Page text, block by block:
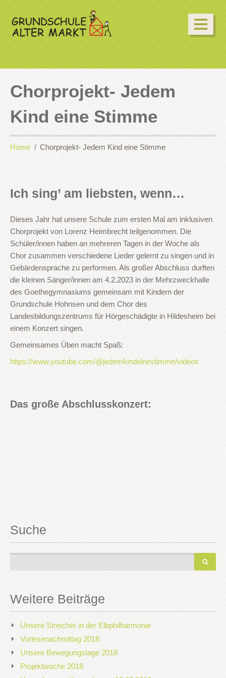
Chorprojekt- Jedem
Kind eine Stimme
Home Chorprojekt- Jedem Kind eine Stimme
Ich sing’ am liebsten, wenn…
Dieses Jahr hat unsere Schule zum ersten Mal am inklusiven
Chorprojekt von Lorenz Heimbrecht teilgenommen. Die
Schüler/innen haben an mehreren Tagen in der Woche als
Chor zusammen verschiedene Lieder gelernt zu singen und in
Gebärdensprache zu performen. Als großer Abschluss durften
die kleinen Sänger/innen am 4.2.2023 in der Mehrzweckhalle
des Goethegymnasiums gemeinsam mit Kindern der
Grundschule Hohnsen und dem Chor des
Landesbildungszentrums für Hörgeschädigte in Hildesheim bei
einem Konzert singen.
Gemeinsames Üben macht Spaß:
https://www.youtube.com/@jedemkindeinestimme/videos
Das große Abschlusskonzert:
Suche
Weitere Beiträge
Unsere Streicher in der Elbphilharmonie
Vorlesenachmittag 2018
Unsere Bewegungstage 2018
Projektwoche 2018